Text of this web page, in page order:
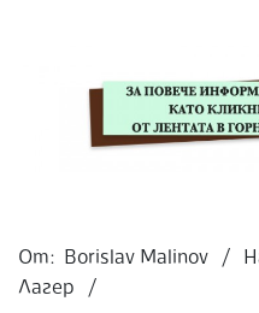
11-
29
От: Borislav Malinov
Лагер